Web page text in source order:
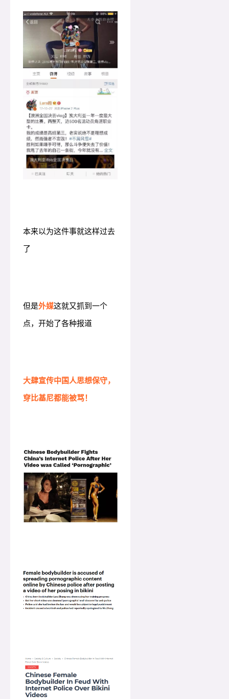
本来以为这件事就这样过去
了
但是外媒这就又抓到一个
点，开始了各种报道
大肆宣传中国人思想保守，
穿比基尼都能被骂！